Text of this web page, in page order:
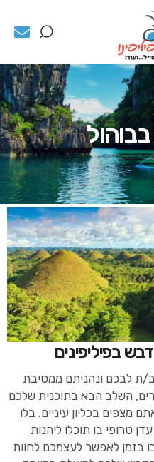
בפיליפינים
ת לבכם ונהניתם ממסיבת
השלב הבא בתוכנית שלכם
מצפים בכליון עיניים. בלו
טרופי בו תוכלו ליהנות
בזמן לאפשר לעצמכם לחוות